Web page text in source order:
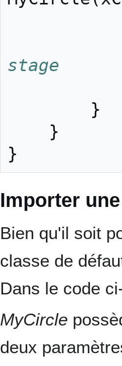
stage
}
}
}
Importer
Bien qu'il soit
classe de
Dans le code
MyCircle
deux